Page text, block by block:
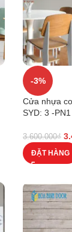
-3%
Cửa nhựa
SYD: 3 -PN1
3.600.000₫
ĐẶT HÀNG